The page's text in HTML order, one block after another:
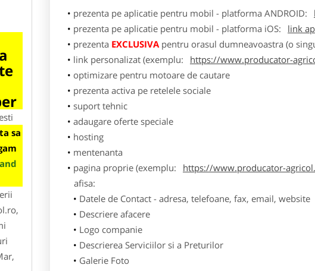
sa
prezenta pe aplicatie pentru mobil - platforma ANDROID:
prezenta pe aplicatie pentru mobil - platforma iOS:
link
prezenta EXCLUSIVApentru orasul dumneavoastra (o
link personalizat (exemplu:
https://www.producator-
optimizare pentru motoare de cautare
prezenta activa pe retelele sociale
suport tehnic
adaugare oferte speciale
hosting
mentenanta
pagina proprie (exemplu:
https://www.producator-
afisa:
Datele de Contact - adresa, telefoane, fax, email, website
Descriere afacere
Logo companie
Descrierea Serviciilor si a Preturilor
Galerie Foto